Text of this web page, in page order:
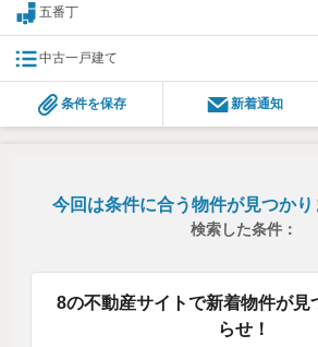
五番丁
中古一戸建て
条件を保存 新着通知
今回は条件に合う物件が見つかり
検索した条件：
8の不動産サイトで新着物件が見
らせ！